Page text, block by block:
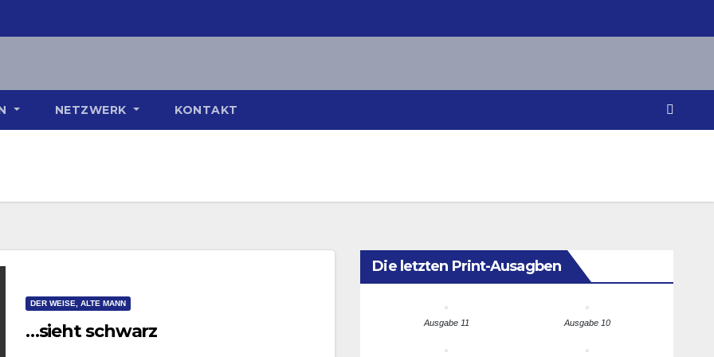
NETZWERK KONTAKT
DER WEISE, ALTE MANN
…sieht schwarz
Die letzten Print-Ausagben
Ausgabe 11 Ausgabe 10